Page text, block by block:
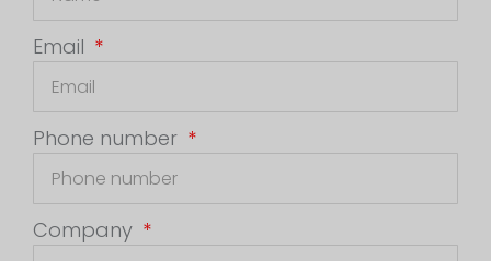
Email
Phone number
Company